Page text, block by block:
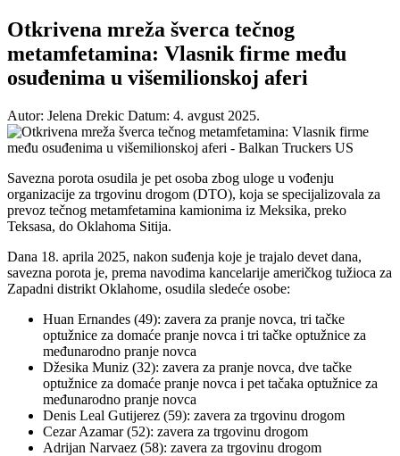
Otkrivena mreža šverca tečnog
metamfetamina: Vlasnik firme među
osuđenima u višemilionskoj aferi
Autor: Jelena Drekic Datum: 4. avgust 2025.
Savezna porota osudila je pet osoba zbog uloge u vođenju
organizacije za trgovinu drogom (DTO), koja se specijalizovala za
prevoz tečnog metamfetamina kamionima iz Meksika, preko
Teksasa, do Oklahoma Sitija.
Dana 18. aprila 2025, nakon suđenja koje je trajalo devet dana,
savezna porota je, prema navodima kancelarije američkog tužioca za
Zapadni distrikt Oklahome, osudila sledeće osobe:
Huan Ernandes (49): zavera za pranje novca, tri tačke
optužnice za domaće pranje novca i tri tačke optužnice za
međunarodno pranje novca
Džesika Muniz (32): zavera za pranje novca, dve tačke
optužnice za domaće pranje novca i pet tačaka optužnice za
međunarodno pranje novca
Denis Leal Gutijerez (59): zavera za trgovinu drogom
Cezar Azamar (52): zavera za trgovinu drogom
Adrijan Narvaez (58): zavera za trgovinu drogom